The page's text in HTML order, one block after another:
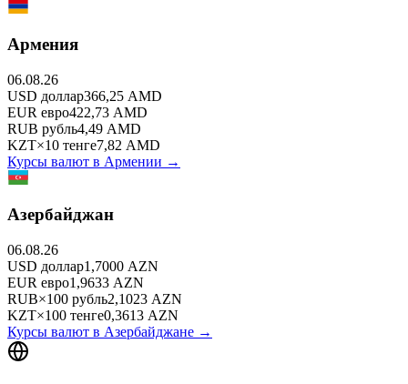
Армения
06.08.26
USD доллар366,25 AMD
EUR евро422,73 AMD
RUB рубль4,49 AMD
KZT×10 тенге7,82 AMD
Курсы валют в Армении →
Азербайджан
06.08.26
USD доллар1,7000 AZN
EUR евро1,9633 AZN
RUB×100 рубль2,1023 AZN
KZT×100 тенге0,3613 AZN
Курсы валют в Азербайджане →